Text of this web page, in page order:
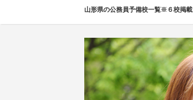
山形県の公務員予備校一覧※６校掲載